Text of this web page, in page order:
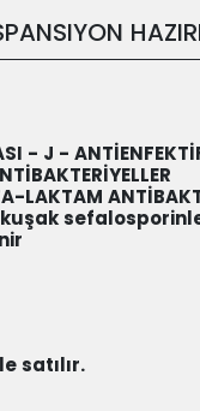
- J -
LAKTAM
kuşak
satılır.